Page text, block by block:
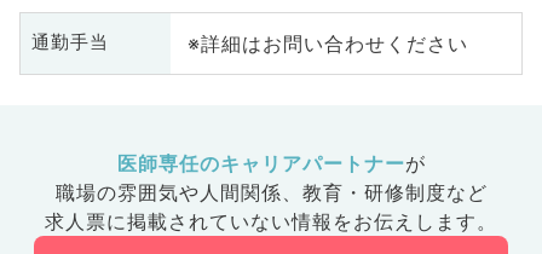
通勤手当 ※詳細はお問い合わせください
医師専任のキャリアパートナーが
職場の雰囲気や人間関係、 教育・研修制度など
求人票に掲載されていない情報をお伝えします。